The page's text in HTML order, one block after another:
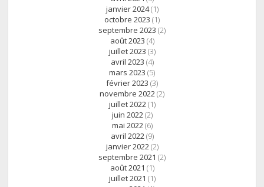
janvier 2024(1)
octobre 2023 (1)
septembre 2023 (2)
août 2023 (4)
juillet 2023 (3)
avril 2023 (4)
mars 2023 (5)
février 2023 (3)
novembre 2022 (2)
juillet 2022 (1)
juin 2022 (2)
mai 2022 (6)
avril 2022 (9)
janvier 2022 (2)
septembre 2021 (2)
août 2021 (1)
juillet 2021 (1)